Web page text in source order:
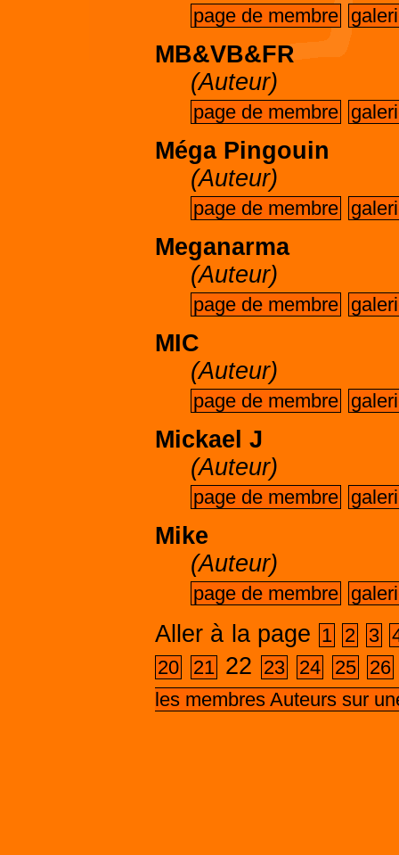
page de membre
MB&VB&FR
(Auteur)
page de membre
Méga Pingouin
(Auteur)
page de membre
Meganarma
(Auteur)
page de membre
MIC
(Auteur)
page de membre
Mickael J
(Auteur)
page de membre
Mike
(Auteur)
page de membre
Aller à la page 1 2 3
20
21 22 23 24 25
26
les membres Auteurs sur